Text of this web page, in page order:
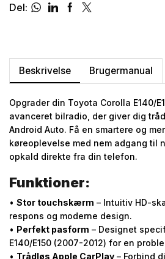
Del:
Beskrivelse Brugermanual
Opgrader din Toyota Corolla E140/
avanceret bilradio, der giver dig
Android Auto. Få en smartere og
køreoplevelse med nem adgang til
opkald direkte fra din telefon.
Funktioner:
• Stor touchskærm – Intuitiv HD-
respons og moderne design.
• Perfekt pasform – Designet
E140/E150 (2007-2012) for en
• Trådløs Apple CarPlay – Forbind